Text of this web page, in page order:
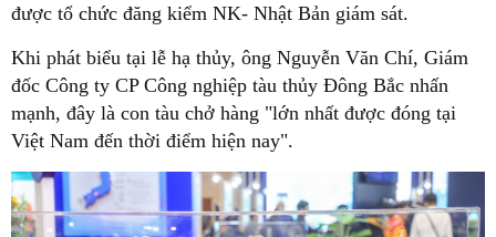
được tổ chức đăng kiểm NK- Nhật Bản giám sát.
Khi phát biểu tại lễ hạ thủy, ông Nguyễn Văn Chí, Giám
đốc Công ty CP Công nghiệp tàu thủy Đông Bắc nhấn
mạnh, đây là con tàu chở hàng "lớn nhất được đóng tại
Việt Nam đến thời điểm hiện nay".